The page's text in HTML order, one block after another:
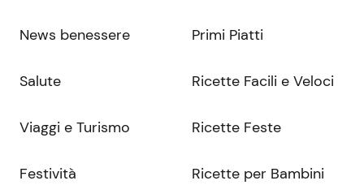
News benessere
Salute
Viaggi e Turismo
Festività
Primi Piatti
Ricette Facili e Veloci
Ricette Feste
Ricette per Bambini